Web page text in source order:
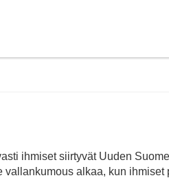
ihmiset siirtyvät Uuden
vallankumous alkaa, kun